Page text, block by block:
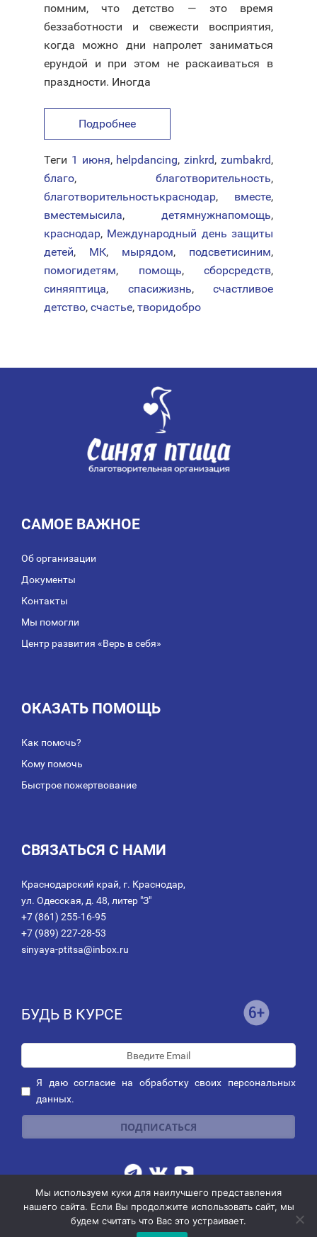
помним, что детство — это время
беззаботности и свежести восприятия,
когда можно дни напролет заниматься
ерундой и при этом не раскаиваться в
праздности. Иногда
Подробнее
Теги 1 июня, helpdancing,zinkrd,zumbakrd,
благо, благотворительность,
благотворительностькраснодар, вместе,
вместемысила, детямнужнапомощь,
краснодар, Международный день защиты
детей, МК, мырядом, подсветисиним,
помогидетям, помощь, сборсредств,
синяяптица, спасижизнь, счастливое
детство, счастье, творидобро
САМОЕ ВАЖНОЕ
Об организации
Документы
Контакты
Мы помогли
Центр развития «Верь в себя»
ОКАЗАТЬ ПОМОЩЬ
Как помочь?
Кому помочь
Быстрое пожертвование
СВЯЗАТЬСЯ С НАМИ
Краснодарский край, г. Краснодар,
ул. Одесская, д. 48, литер "З"
+7 (861) 255-16-95
+7 (989) 227-28-53
sinyaya-ptitsa@inbox.ru
БУДЬ В КУРСЕ
Я даюсогласие на обработку своих персональных
данных.
Публичная оферта о заключении договора пожертвования
Политика обработки персональных данных
Политика рассылок
© 2014-2026 АНО благотворительных и социальных программ
Мы используем куки для наилучшего представления
нашего сайта. Если Вы продолжите использовать сайт, мы
будем считать что Вас это устраивает.